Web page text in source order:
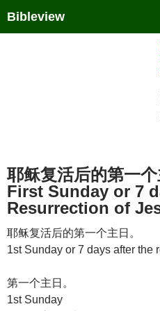
to
Bibleview
耶稣复活后的第一
First Sunday or 7
Resurrection of
耶稣复活后的第一个主日。
1st Sunday or 7 days after the
第一个主日。
1st Sunday